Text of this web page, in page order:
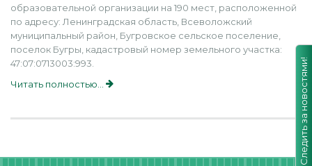
образовательной организации на 190 мест, расположенной
по адресу: Ленинградская область, Всеволожский
муниципальный район, Бугровское сельское поселение,
поселок Бугры, кадастровый номер земельного участка:
47:07:0713003:993.
Читать полностью...
Следить за новостями!